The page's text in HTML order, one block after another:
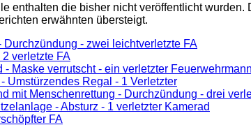
enthalten die bisher nicht veröffentlicht
erwähnten übersteigt.
Durchzündung - zwei leichtverletzte FA
verletzte FA
- Maske verrutscht - ein verletzter
Umstürzendes Regal - 1 Verletzter
mit Menschenrettung - Durchzündung - drei
- Absturz - 1 verletzter Kamerad
FA